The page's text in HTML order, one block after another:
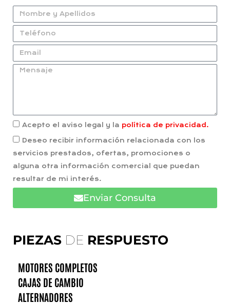
PIEZAS DE RESPUESTO
MOTORES COMPLETOS
CAJAS DE CAMBIO
ALTERNADORES
Acepto el aviso legal y la política de privacidad.
Deseo recibir información relacionada con los
servicios prestados, ofertas, promociones o
alguna otra información comercial que puedan
resultar de mi interés.
Enviar Consulta